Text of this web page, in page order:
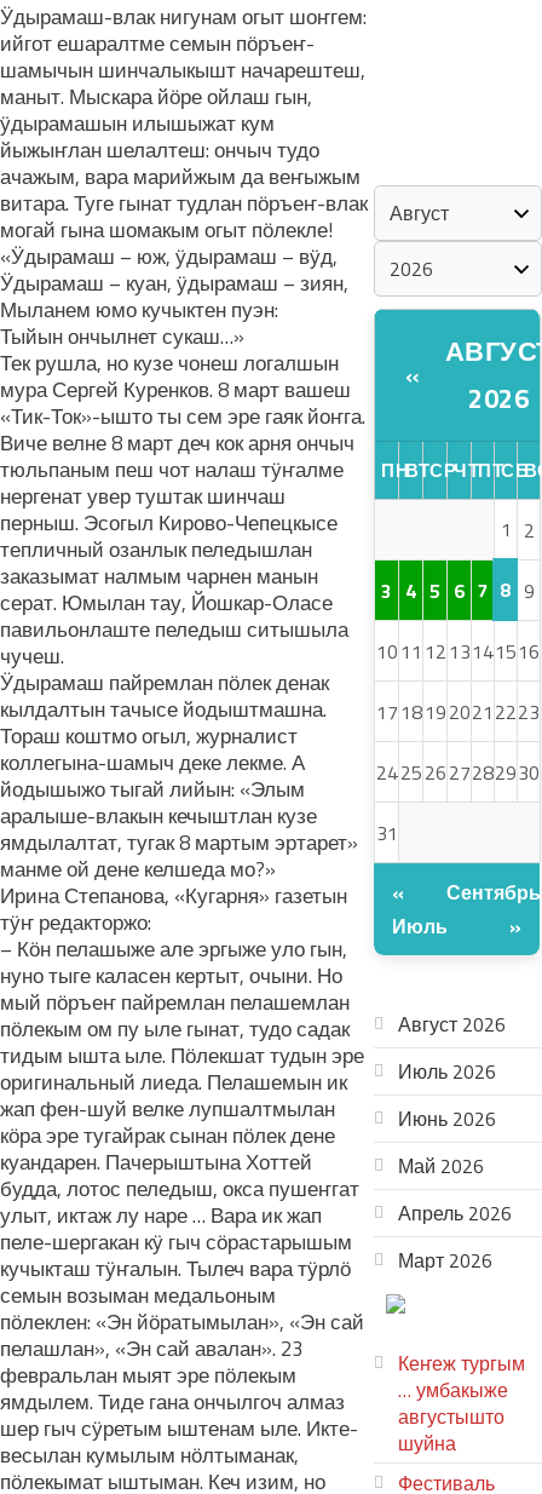
Ӱдырамаш-влак нигунам огыт шоҥгем:
ийгот ешаралтме семын пӧръеҥ-
шамычын шинчалыкышт начарештеш,
маныт. Мыскара йӧре ойлаш гын,
ӱдырамашын илышыжат кум
йыжыҥлан шелалтеш: ончыч тудо
ачажым, вара марийжым да веҥыжым
витара. Туге гынат тудлан пӧръеҥ-влак
могай гына шомакым огыт пӧлекле!
«Ӱдырамаш – юж, ӱдырамаш – вӱд,
Ӱдырамаш – куан, ӱдырамаш – зиян,
Мыланем юмо кучыктен пуэн:
Тыйын ончылнет сукаш…»
Тек рушла, но кузе чонеш логалшын
мура Сергей Куренков. 8 март вашеш
«Тик-Ток»-ышто ты сем эре гаяк йоҥга.
Виче велне 8 март деч кок арня ончыч
тюльпаным пеш чот налаш тӱҥалме
нергенат увер туштак шинчаш
перныш. Эсогыл Кирово-Чепецкысе
тепличный озанлык пеледышлан
заказымат налмым чарнен манын
серат. Юмылан тау, Йошкар-Оласе
павильонлаште пеледыш ситышыла
чучеш.
Ӱдырамаш пайремлан пӧлек денак
кылдалтын тачысе йодыштмашна.
Тораш коштмо огыл, журналист
коллегына-шамыч деке лекме. А
йодышыжо тыгай лийын: «Элым
аралыше-влакын кечыштлан кузе
ямдылалтат, тугак 8 мартым эртарет»
манме ой дене келшеда мо?»
Ирина Степанова, «Кугарня» газетын
тӱҥ редакторжо:
– Кӧн пелашыже але эргыже уло гын,
нуно тыге каласен кертыт, очыни. Но
мый пӧръеҥ пайремлан пелашемлан
пӧлекым ом пу ыле гынат, тудо садак
тидым ышта ыле. Пӧлекшат тудын эре
оригинальный лиеда. Пелашемын ик
жап фен-шуй велке лупшалтмылан
кӧра эре тугайрак сынан пӧлек дене
куандарен. Пачерыштына Хоттей
будда, лотос пеледыш, окса пушеҥгат
улыт, иктаж лу наре … Вара ик жап
пеле-шергакан кӱ гыч сӧрастарышым
кучыкташ тӱҥалын. Тылеч вара тӱрлӧ
семын возыман медальоным
пӧлеклен: «Эн йӧратымылан», «Эн сай
пелашлан», «Эн сай авалан». 23
февральлан мыят эре пӧлекым
ямдылем. Тиде гана ончылгоч алмаз
шер гыч сӱретым ыштенам ыле. Икте-
весылан кумылым нӧлтыманак,
пӧлекымат ыштыман. Кеч изим, но
«
2026
ПНВТСРЧТПТСБ
1 2
3 4 5 6 7 8 9
1011 1213141516
1718192021 2223
24252627282930
31
«
Июль
Сентябрь
»
Август 2026
Июль 2026
Июнь 2026
Май 2026
Апрель 2026
Март 2026
Кеҥеж тургым
… умбакыже
августышто
шуйна
Фестиваль